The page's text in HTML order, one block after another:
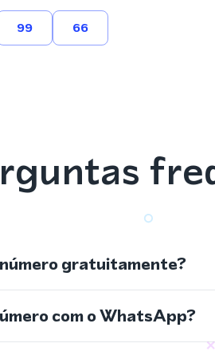
99 66
gratuitamente?
com o WhatsApp?